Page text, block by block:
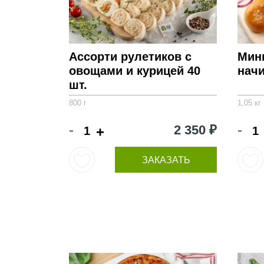
Ассорти рулетиков с
овощами и курицей 40
шт.
800 г
- + 2 350 ₽
ЗАКАЗАТЬ
1,05 кг
-